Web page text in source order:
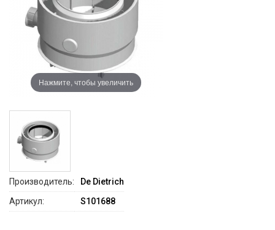
Нажмите, чтобы увеличить
Производитель:
De Dietrich
Артикул:
S101688